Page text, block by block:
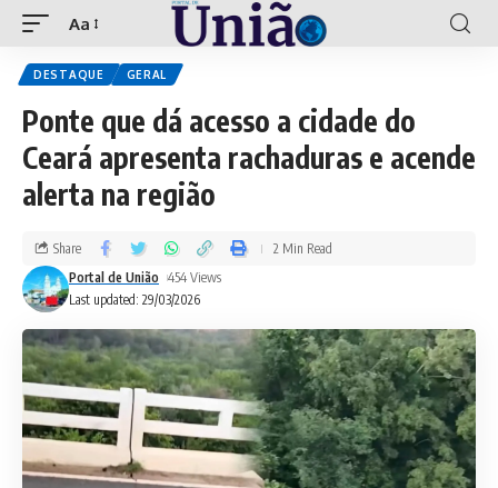
Aa
DESTAQUE GERAL
Ponte que dá acesso a cidade do
Ceará apresenta rachaduras e acende
alerta na região
Last updated: 29/03/2026
Portal de União 454 Views
Share 2 Min Read